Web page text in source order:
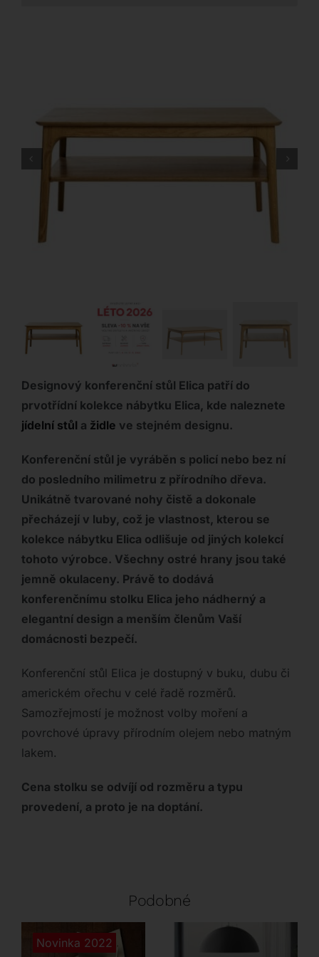
Designový konferenční stůl Elica patří do
prvotřídní kolekce nábytku Elica, kde naleznete
jídelní stůl a židle ve stejném designu.
Konferenční stůl je vyráběn s policí nebo bez ní
do posledního milimetru z přírodního dřeva.
Unikátně tvarované nohy čistě a dokonale
přecházejí v luby, což je vlastnost, kterou se
kolekce nábytku Elica odlišuje od jiných kolekcí
tohoto výrobce. Všechny ostré hrany jsou také
jemně okulaceny. Právě to dodává
konferenčnímu stolku Elica jeho nádherný a
elegantní design a menším členům Vaší
domácnosti bezpečí.
Konferenční stůl Elica je dostupný v buku, dubu či
americkém ořechu v celé řadě rozměrů.
Samozřejmostí je možnost volby moření a
povrchové úpravy přírodním olejem nebo matným
lakem.
Cena stolku se odvíjí od rozměru a typu
provedení, a proto je na doptání.
Podobné
Novinka 2022